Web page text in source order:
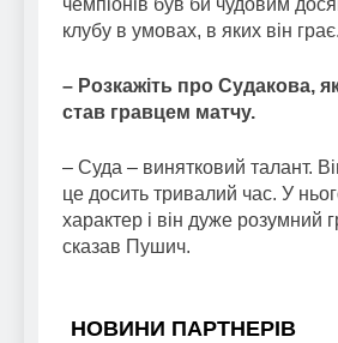
чемпіонів був би чудовим
клубу в умовах, в яких він грає.
– Розкажіть про Судакова,
став гравцем матчу.
– Суда – винятковий талант.
це досить тривалий час. У
характер і він дуже розумний
сказав Пушич.